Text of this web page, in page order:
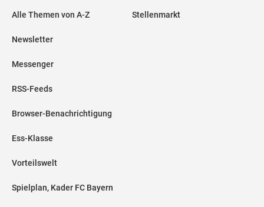
Alle Themen von A-Z
Newsletter
Messenger
RSS-Feeds
Browser-Benachrichtigung
Ess-Klasse
Vorteilswelt
Spielplan, Kader FC Bayern
Stellenmarkt